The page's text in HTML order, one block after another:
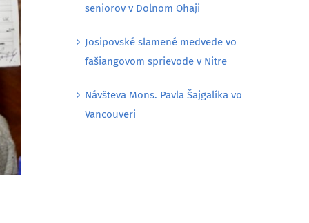
seniorov v Dolnom Ohaji
Josipovské slamené medvede vo
fašiangovom sprievode v Nitre
Návšteva Mons. Pavla Šajgalíka vo
Vancouveri